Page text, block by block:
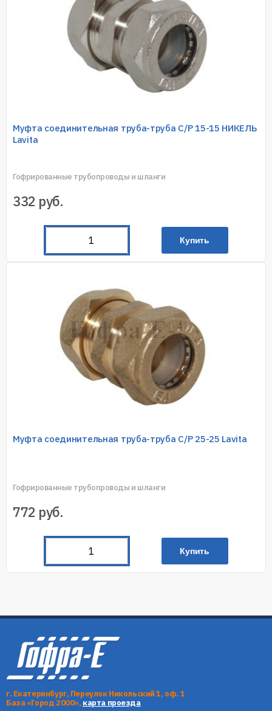
Муфта соединительная труба-труба C/P 15-15 НИКЕЛЬ
Lavita
Гофрированные трубопроводы и шланги
332 руб.
Купить
Муфта соединительная труба-труба C/P 25-25 Lavita
Гофрированные трубопроводы и шланги
772 руб.
Купить
г. Екатеринбург, Переулок Никольский 1, оф. 1
База «Город 2000», карта проезда